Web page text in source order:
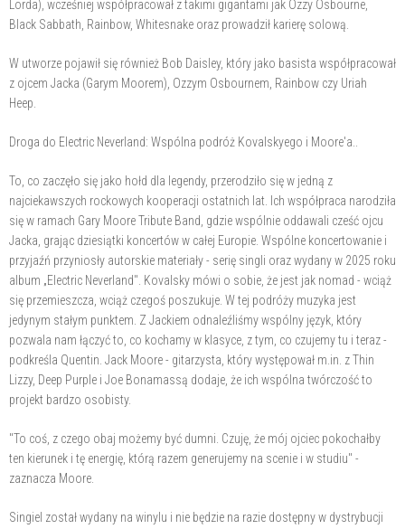
Lorda), wcześniej współpracował z takimi gigantami jak Ozzy Osbourne,
Black Sabbath, Rainbow, Whitesnake oraz prowadził karierę solową.
W utworze pojawił się również Bob Daisley, który jako basista współpracował
z ojcem Jacka (Garym Moorem), Ozzym Osbournem, Rainbow czy Uriah
Heep.
Droga do Electric Neverland: Wspólna podróż Kovalskyego i Moore'a..
To, co zaczęło się jako hołd dla legendy, przerodziło się w jedną z
najciekawszych rockowych kooperacji ostatnich lat. Ich współpraca narodziła
się w ramach Gary Moore Tribute Band, gdzie wspólnie oddawali cześć ojcu
Jacka, grając dziesiątki koncertów w całej Europie. Wspólne koncertowanie i
przyjaźń przyniosły autorskie materiały - serię singli oraz wydany w 2025 roku
album „Electric Neverland". Kovalsky mówi o sobie, że jest jak nomad - wciąż
się przemieszcza, wciąż czegoś poszukuje. W tej podróży muzyka jest
jedynym stałym punktem. Z Jackiem odnaleźliśmy wspólny język, który
pozwala nam łączyć to, co kochamy w klasyce, z tym, co czujemy tu i teraz -
podkreśla Quentin. Jack Moore - gitarzysta, który występował m.in. z Thin
Lizzy, Deep Purple i Joe Bonamassą dodaje, że ich wspólna twórczość to
projekt bardzo osobisty.
"To coś, z czego obaj możemy być dumni. Czuję, że mój ojciec pokochałby
ten kierunek i tę energię, którą razem generujemy na scenie i w studiu" -
zaznacza Moore.
Singiel został wydany na winylu i nie będzie na razie dostępny w dystrybucji